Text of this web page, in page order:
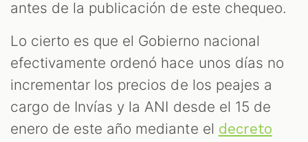
antes de la publicación de este chequeo.
Lo cierto es que el Gobierno nacional
efectivamente ordenó hace unos días no
incrementar los precios de los peajes a
cargo de Invías y la ANI desde el 15 de
enero de este año mediante el decreto